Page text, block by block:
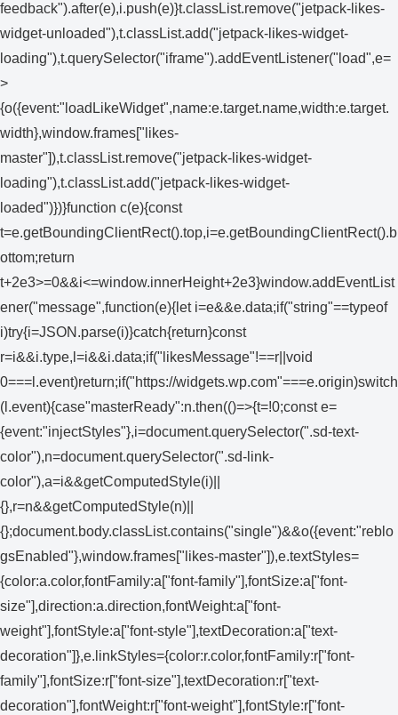
feedback").after(e),i.push(e)}t.classList.remove("jetpack-likes-
widget-unloaded"),t.classList.add("jetpack-likes-widget-
loading"),t.querySelector("iframe").addEventListener("load",e=
>
{o({event:"loadLikeWidget",name:e.target.name,width:e.target.
width},window.frames["likes-
master"]),t.classList.remove("jetpack-likes-widget-
loading"),t.classList.add("jetpack-likes-widget-
loaded")})}function c(e){const
t=e.getBoundingClientRect().top,i=e.getBoundingClientRect().b
ottom;return
t+2e3>=0&&i<=window.innerHeight+2e3}window.addEventList
ener("message",function(e){let i=e&&e.data;if("string"==typeof
i)try{i=JSON.parse(i)}catch{return}const
r=i&&i.type,l=i&&i.data;if("likesMessage"!==r||void
0===l.event)return;if("https://widgets.wp.com"===e.origin)switch
(l.event){case"masterReady":n.then(()=>{t=!0;const e=
{event:"injectStyles"},i=document.querySelector(".sd-text-
color"),n=document.querySelector(".sd-link-
color"),a=i&&getComputedStyle(i)||
{},r=n&&getComputedStyle(n)||
{};document.body.classList.contains("single")&&o({event:"reblo
gsEnabled"},window.frames["likes-master"]),e.textStyles=
{color:a.color,fontFamily:a["font-family"],fontSize:a["font-
size"],direction:a.direction,fontWeight:a["font-
weight"],fontStyle:a["font-style"],textDecoration:a["text-
decoration"]},e.linkStyles={color:r.color,fontFamily:r["font-
family"],fontSize:r["font-size"],textDecoration:r["text-
decoration"],fontWeight:r["font-weight"],fontStyle:r["font-